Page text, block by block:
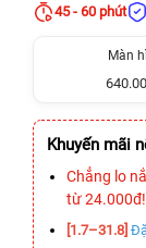
45 - 60 phút
Màn
Khuyến mãi
Chẳng lo
từ 24.000đ!
[1.7–31.8]